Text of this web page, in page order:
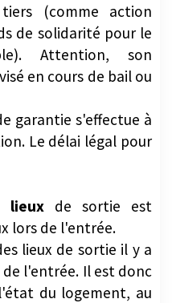
(comme action
de solidarité pour le
Attention, son
en cours de bail ou
garantie s'effectue à
Le délai légal pour
lieux de sortie est
lors de l'entrée.
lieux de sortie il y a
de l'entrée. Il est donc
du logement, au